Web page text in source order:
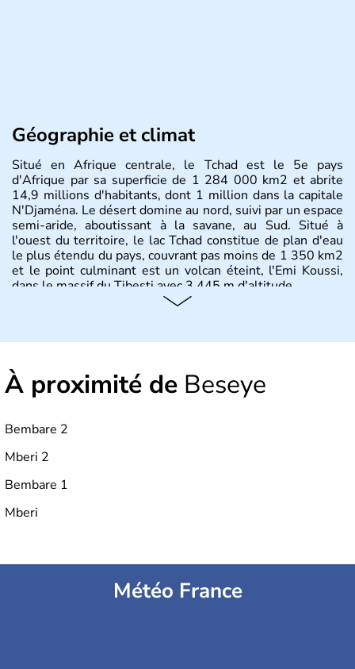
Géographie et climat
Situé en Afrique centrale, le Tchad est le 5e pays
d'Afrique par sa superficie de 1 284 000 km2 et abrite
14,9 millions d'habitants, dont 1 million dans la capitale
N'Djaména. Le désert domine au nord, suivi par un espace
semi-aride, aboutissant à la savane, au Sud. Situé à
l'ouest du territoire, le lac Tchad constitue de plan d'eau
le plus étendu du pays, couvrant pas moins de 1 350 km2
et le point culminant est un volcan éteint, l'Emi Koussi,
dans le massif du Tibesti avec 3 445 m d'altitude.
À proximité de Beseye
Bembare 2
Mberi 2
Bembare 1
Mberi
Météo France